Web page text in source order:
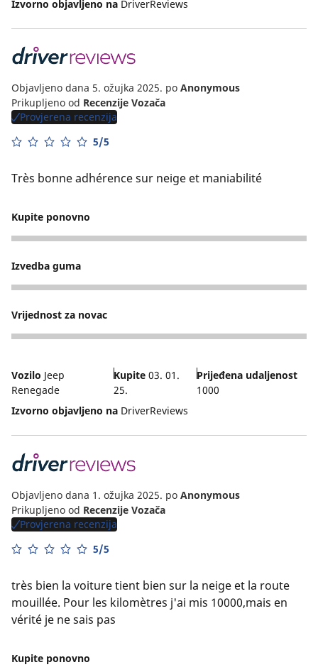
Izvorno objavljeno na DriverReviews
Objavljeno dana 5. ožujka 2025. po Anonymous
Prikupljeno od Recenzije Vozača
Provjerena recenzija
5/5
Très bonne adhérence sur neige et maniabilité
Kupite ponovno
5
Izvedba guma
5
Vrijednost za novac
5
Vozilo Jeep
Renegade
Kupite03. 01.
25.
Prijeđena udaljenost
1000
Izvorno objavljeno na DriverReviews
Objavljeno dana 1. ožujka 2025. po Anonymous
Prikupljeno od Recenzije Vozača
Provjerena recenzija
5/5
très bien la voiture tient bien sur la neige et la route
mouillée. Pour les kilomètres j'ai mis 10000,mais en
vérité je ne sais pas
Kupite ponovno